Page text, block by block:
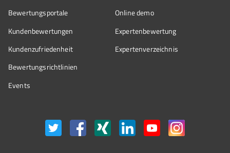
Bewertungsportale
Kundenbewertungen
Kundenzufriedenheit
Bewertungs­richtlinien
Events
Online demo
Expertenbewertung
Expertenverzeichnis